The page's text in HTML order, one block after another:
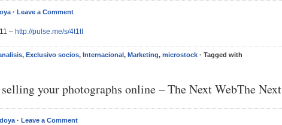
· Leave a Comment
– http://pulse.me/s/4t1tI
, Exclusivo socios, Internacional, Marketing, microstock · Tagged with
your photographs online – The Next WebThe Next
· Leave a Comment